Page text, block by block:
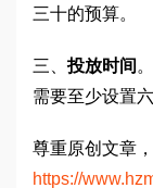
三十的预算。
三、投放时间
需要至少设置
尊重原创文章
https://